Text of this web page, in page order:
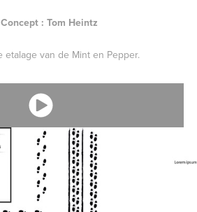
: Tom Heintz
etalage van de Mint en Pepper.